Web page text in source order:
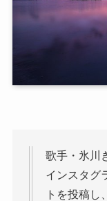
歌手・氷川
インスタグ
トを投稿し